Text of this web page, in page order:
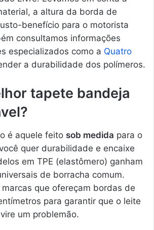
a altura da borda de
benefício para o motorista
consultamos informações
especializados como a Quatro
a durabilidade dos polímeros.
tapete bandeja
é aquele feito sob medida para o
quer durabilidade e encaixe
em TPE (elastômero) ganham
de borracha comum.
que ofereçam bordas de
para garantir que o leite
um problemão.